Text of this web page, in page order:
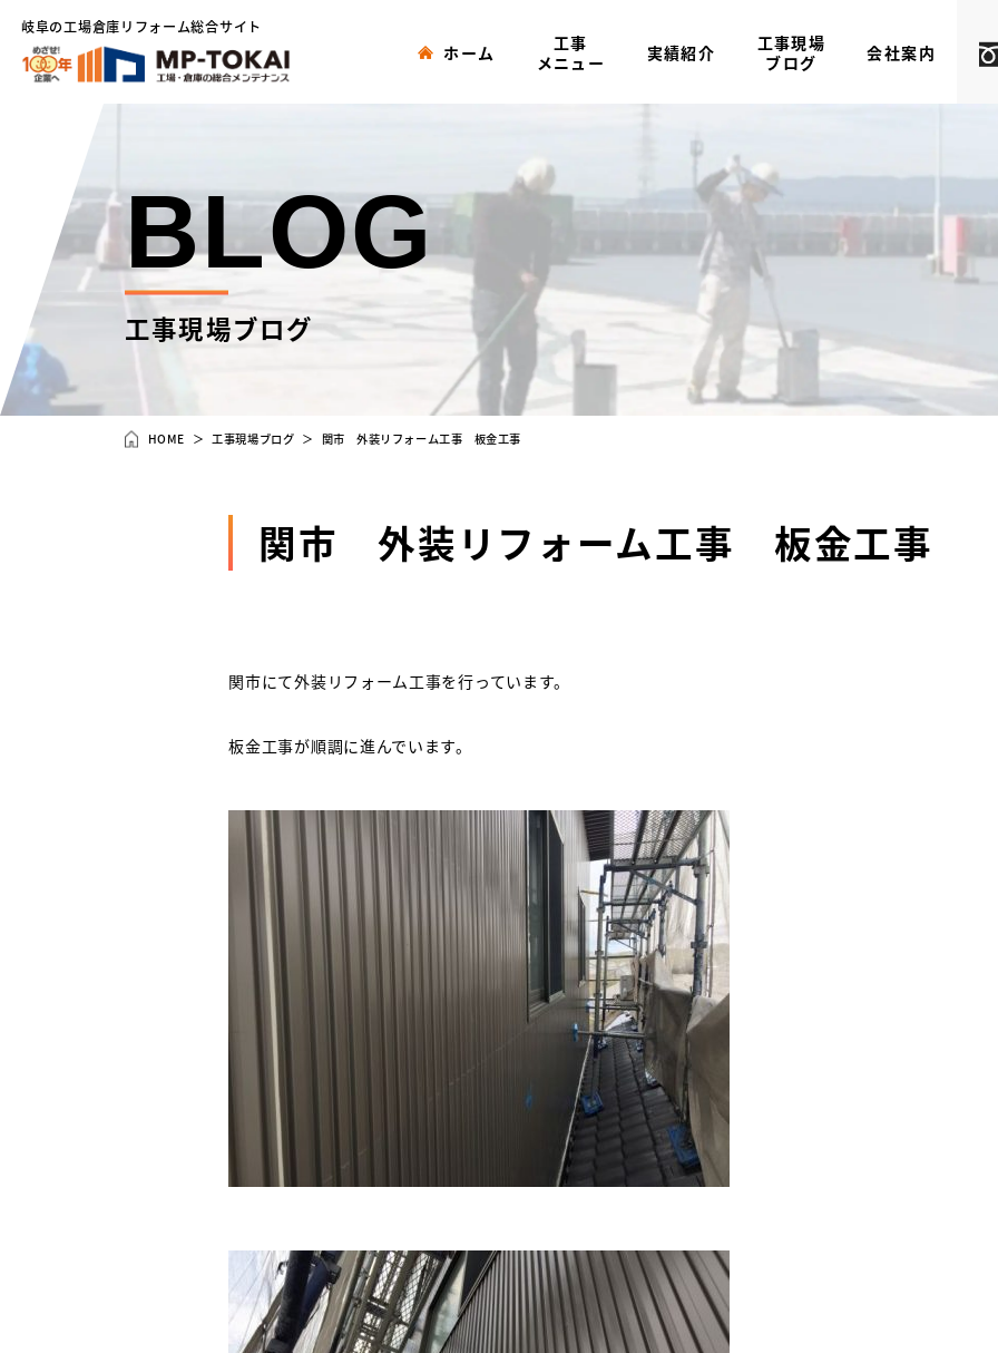
岐阜の工場倉庫リフォーム総合サイト
ホーム
工事
メニュー
実績紹介
工事現場
ブログ
会社案内
BLOG
工事現場ブログ
HOME 工事現場ブログ 関市 外装リフォーム工事 板金工事
関市 外装リフォーム工事 板金工事
関市にて外装リフォーム工事を行っています。
板金工事が順調に進んでいます。